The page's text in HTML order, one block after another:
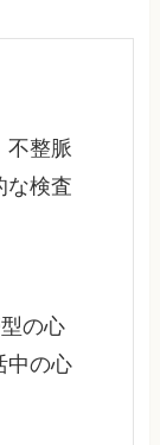
不整脈
な検査
の心
中の心